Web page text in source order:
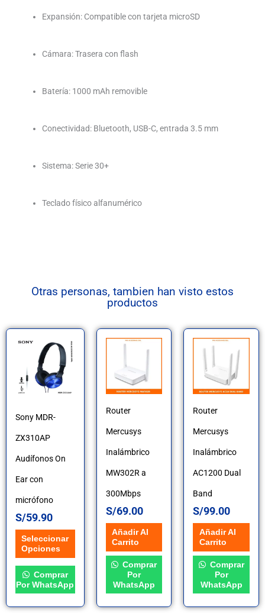
Expansión: Compatible con tarjeta microSD
Cámara: Trasera con flash
Batería: 1000 mAh removible
Conectividad: Bluetooth, USB-C, entrada 3.5 mm
Sistema: Serie 30+
Teclado físico alfanumérico
Otras personas, tambien han visto estos
productos
Sony MDR-
ZX310AP
Audífonos On
Ear con
micrófono
S/59.90
Seleccionar
Opciones
Este
producto
tiene
variantes.
Las
opciones
se
pueden
elegir
en
la
página
de
Comprar
Por WhatsApp
Router
Mercusys
Inalámbrico
MW302R a
300Mbps
S/69.00
Añadir Al
Carrito
Comprar
Por
WhatsApp
Router
Mercusys
Inalámbrico
AC1200 Dual
Band
S/99.00
Añadir Al
Carrito
Comprar
Por
WhatsApp